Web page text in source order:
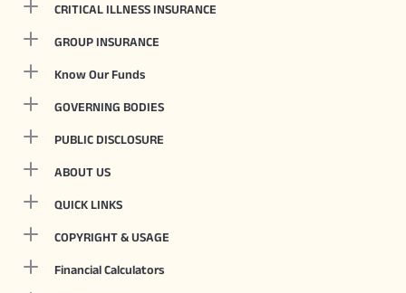
CRITICAL ILLNESS INSURANCE
GROUP INSURANCE
Know Our Funds
GOVERNING BODIES
PUBLIC DISCLOSURE
ABOUT US
QUICK LINKS
COPYRIGHT & USAGE
Financial Calculators